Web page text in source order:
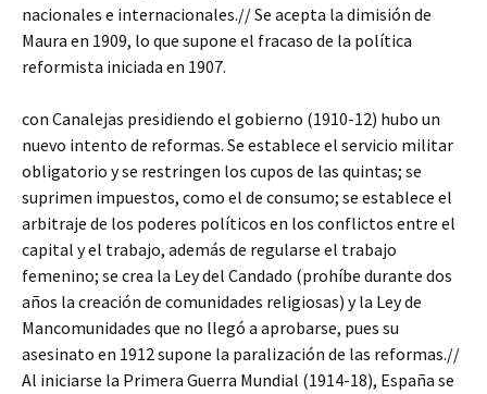
nacionales e internacionales.// Se acepta la dimisión de
Maura en 1909, lo que supone el fracaso de la política
reformista iniciada en 1907.
con Canalejas presidiendo el gobierno (1910-12) hubo un
nuevo intento de reformas. Se establece el servicio militar
obligatorio y se restringen los cupos de las quintas; se
suprimen impuestos, como el de consumo; se establece el
arbitraje de los poderes políticos en los conflictos entre el
capital y el trabajo, además de regularse el trabajo
femenino; se crea la Ley del Candado (prohíbe durante dos
años la creación de comunidades religiosas) y la Ley de
Mancomunidades que no llegó a aprobarse, pues su
asesinato en 1912 supone la paralización de las reformas.//
Al iniciarse la Primera Guerra Mundial (1914-18), España se